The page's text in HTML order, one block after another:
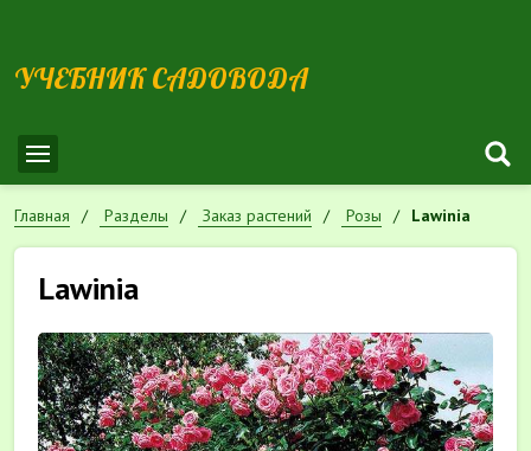
УЧЕБНИК САДОВОДА
Главная Разделы Заказ растений Розы Lawinia
Lawinia